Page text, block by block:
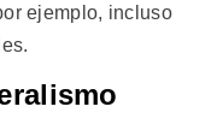
ejemplo, incluso